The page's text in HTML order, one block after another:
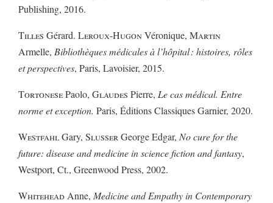
Publishing, 2016.
Tilles Gérard. Leroux-HugonVéronique, Martin
Armelle, Bibliothèques médicales à l’hôpital : histoires, rôles
et perspectives, Paris, Lavoisier, 2015.
TortonesePaolo, Glaudes Pierre, Le cas médical. Entre
norme et exception. Paris, Éditions Classiques Garnier, 2020.
WestfahlGary, Slusser George Edgar, No cure for the
future: disease and medicine in science fiction and fantasy,
Westport, Ct., Greenwood Press, 2002.
Whitehead Anne, Medicine and Empathy in Contemporary